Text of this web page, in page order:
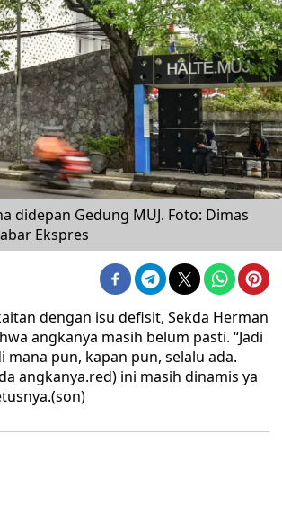
didepan Gedung MUJ. Foto: Dimas
Ekspres
dengan isu defisit, Sekda Herman
angkanya masih belum pasti. “Jadi
mana pun, kapan pun, selalu ada.
angkanya.red) ini masih dinamis ya